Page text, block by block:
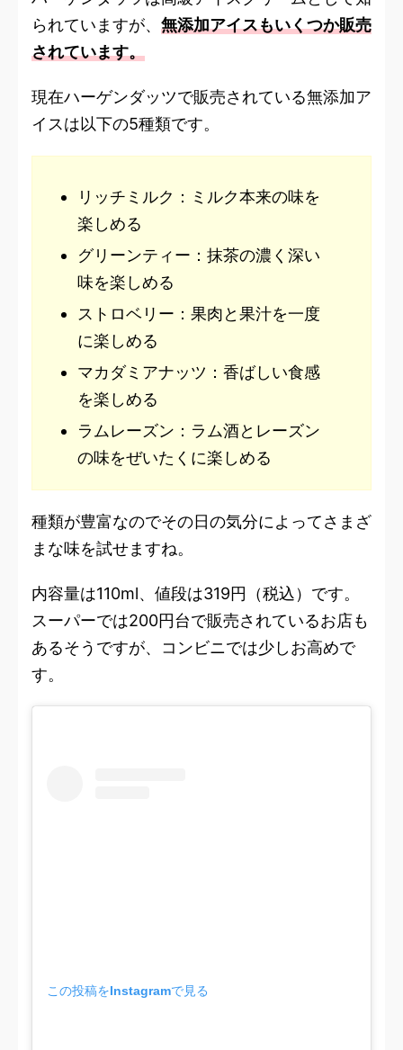
られていますが、 無添加アイスもいくつか販売
されています。
現在ハーゲンダッツで販売されている無添加ア
イスは以下の5種類です。
リッチミルク：ミルク本来の味を
楽しめる
グリーンティー：抹茶の濃く深い
味を楽しめる
ストロベリー：果肉と果汁を一度
に楽しめる
マカダミアナッツ：香ばしい食感
を楽しめる
ラムレーズン：ラム酒とレーズン
の味をぜいたくに楽しめる
種類が豊富なのでその日の気分によってさまざ
まな味を試せますね。
内容量は110ml、値段は319円（税込）です。
スーパーでは200円台で販売されているお店も
あるそうですが、コンビニでは少しお高めで
す。
この投稿をInstagramで見る